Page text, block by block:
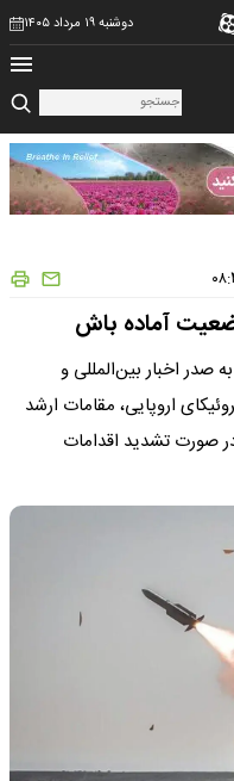
دوشنبه ۱۹ مرداد ۱۴۰۵
آماده باش
صدر اخبار بین‌المللی و
اروپایی، مقامات ارشد
صورت تشدید اقدامات